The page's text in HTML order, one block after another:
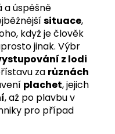
a úspěšně
situace,
když je člověk
jinak. Výbr
z lodi
za různách
plachet, jejich
, až po plavbu v
pro případ